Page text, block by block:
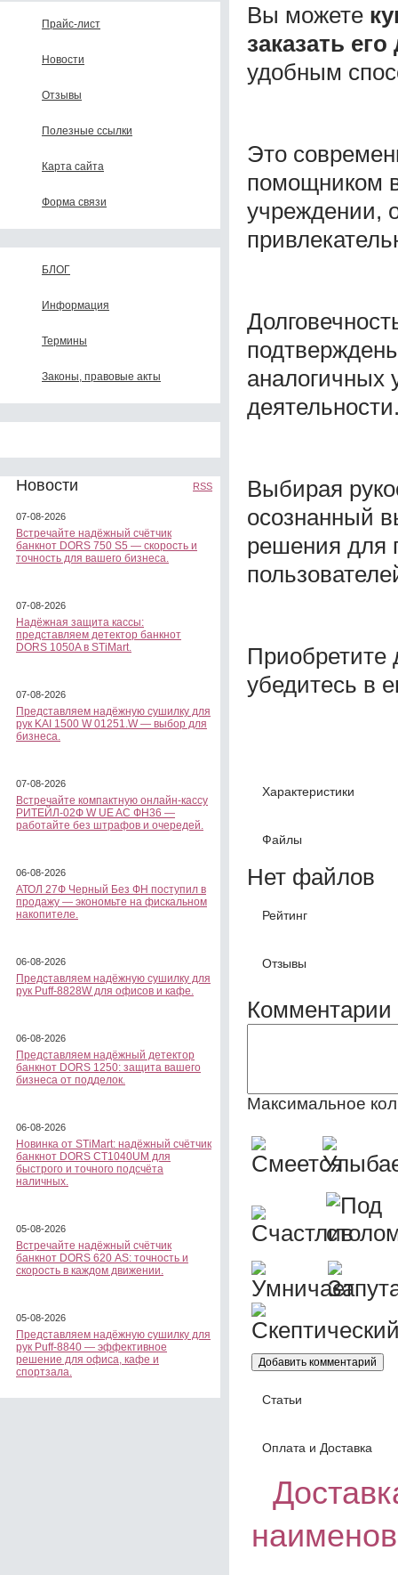
Прайс-лист
Новости
Отзывы
Полезные ссылки
Карта сайта
Форма связи
БЛОГ
Информация
Термины
Законы, правовые акты
Новости RSS
07-08-2026
Встречайте надёжный счётчик
банкнот DORS 750 S5 — скорость и
точность для вашего бизнеса.
07-08-2026
Надёжная защита кассы:
представляем детектор банкнот
DORS 1050A в STiMart.
07-08-2026
Представляем надёжную сушилку для
рук KAI 1500 W 01251.W — выбор для
бизнеса.
07-08-2026
Встречайте компактную онлайн-кассу
РИТЕЙЛ-02Ф W UE AC ФН36 —
работайте без штрафов и очередей.
06-08-2026
АТОЛ 27Ф Черный Без ФН поступил в
продажу — экономьте на фискальном
накопителе.
06-08-2026
Представляем надёжную сушилку для
рук Puff-8828W для офисов и кафе.
06-08-2026
Представляем надёжный детектор
банкнот DORS 1250: защита вашего
бизнеса от подделок.
06-08-2026
Новинка от STiMart: надёжный счётчик
банкнот DORS CT1040UM для
быстрого и точного подсчёта
наличных.
05-08-2026
Встречайте надёжный счётчик
банкнот DORS 620 АS: точность и
скорость в каждом движении.
05-08-2026
Представляем надёжную сушилку для
рук Puff-8840 — эффективное
решение для офиса, кафе и
спортзала.
Вы можете
заказать
удобным
Это
помощником
учреждении,
аналогичных
Выбирая
осознанный
решения для
Приобретите
убедитесь в
Характеристики
Файлы
Нет файлов
Рейтинг
Отзывы
Комментарии
Максимальное
Статьи
Оплата и Доставка